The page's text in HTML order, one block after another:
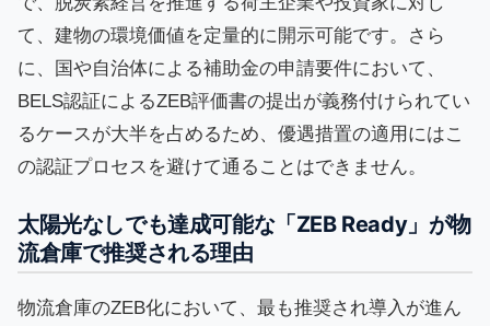
て、建物の環境価値を定量的に開示可能です。さら
に、国や自治体による補助金の申請要件において、
BELS認証によるZEB評価書の提出が義務付けられてい
るケースが大半を占めるため、優遇措置の適用にはこ
の認証プロセスを避けて通ることはできません。
太陽光なしでも達成可能な「ZEB Ready」が物
流倉庫で推奨される理由
物流倉庫のZEB化において、最も推奨され導入が進ん